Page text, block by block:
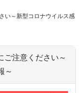
い～新型コロナウイルス感
ご注意ください～
～